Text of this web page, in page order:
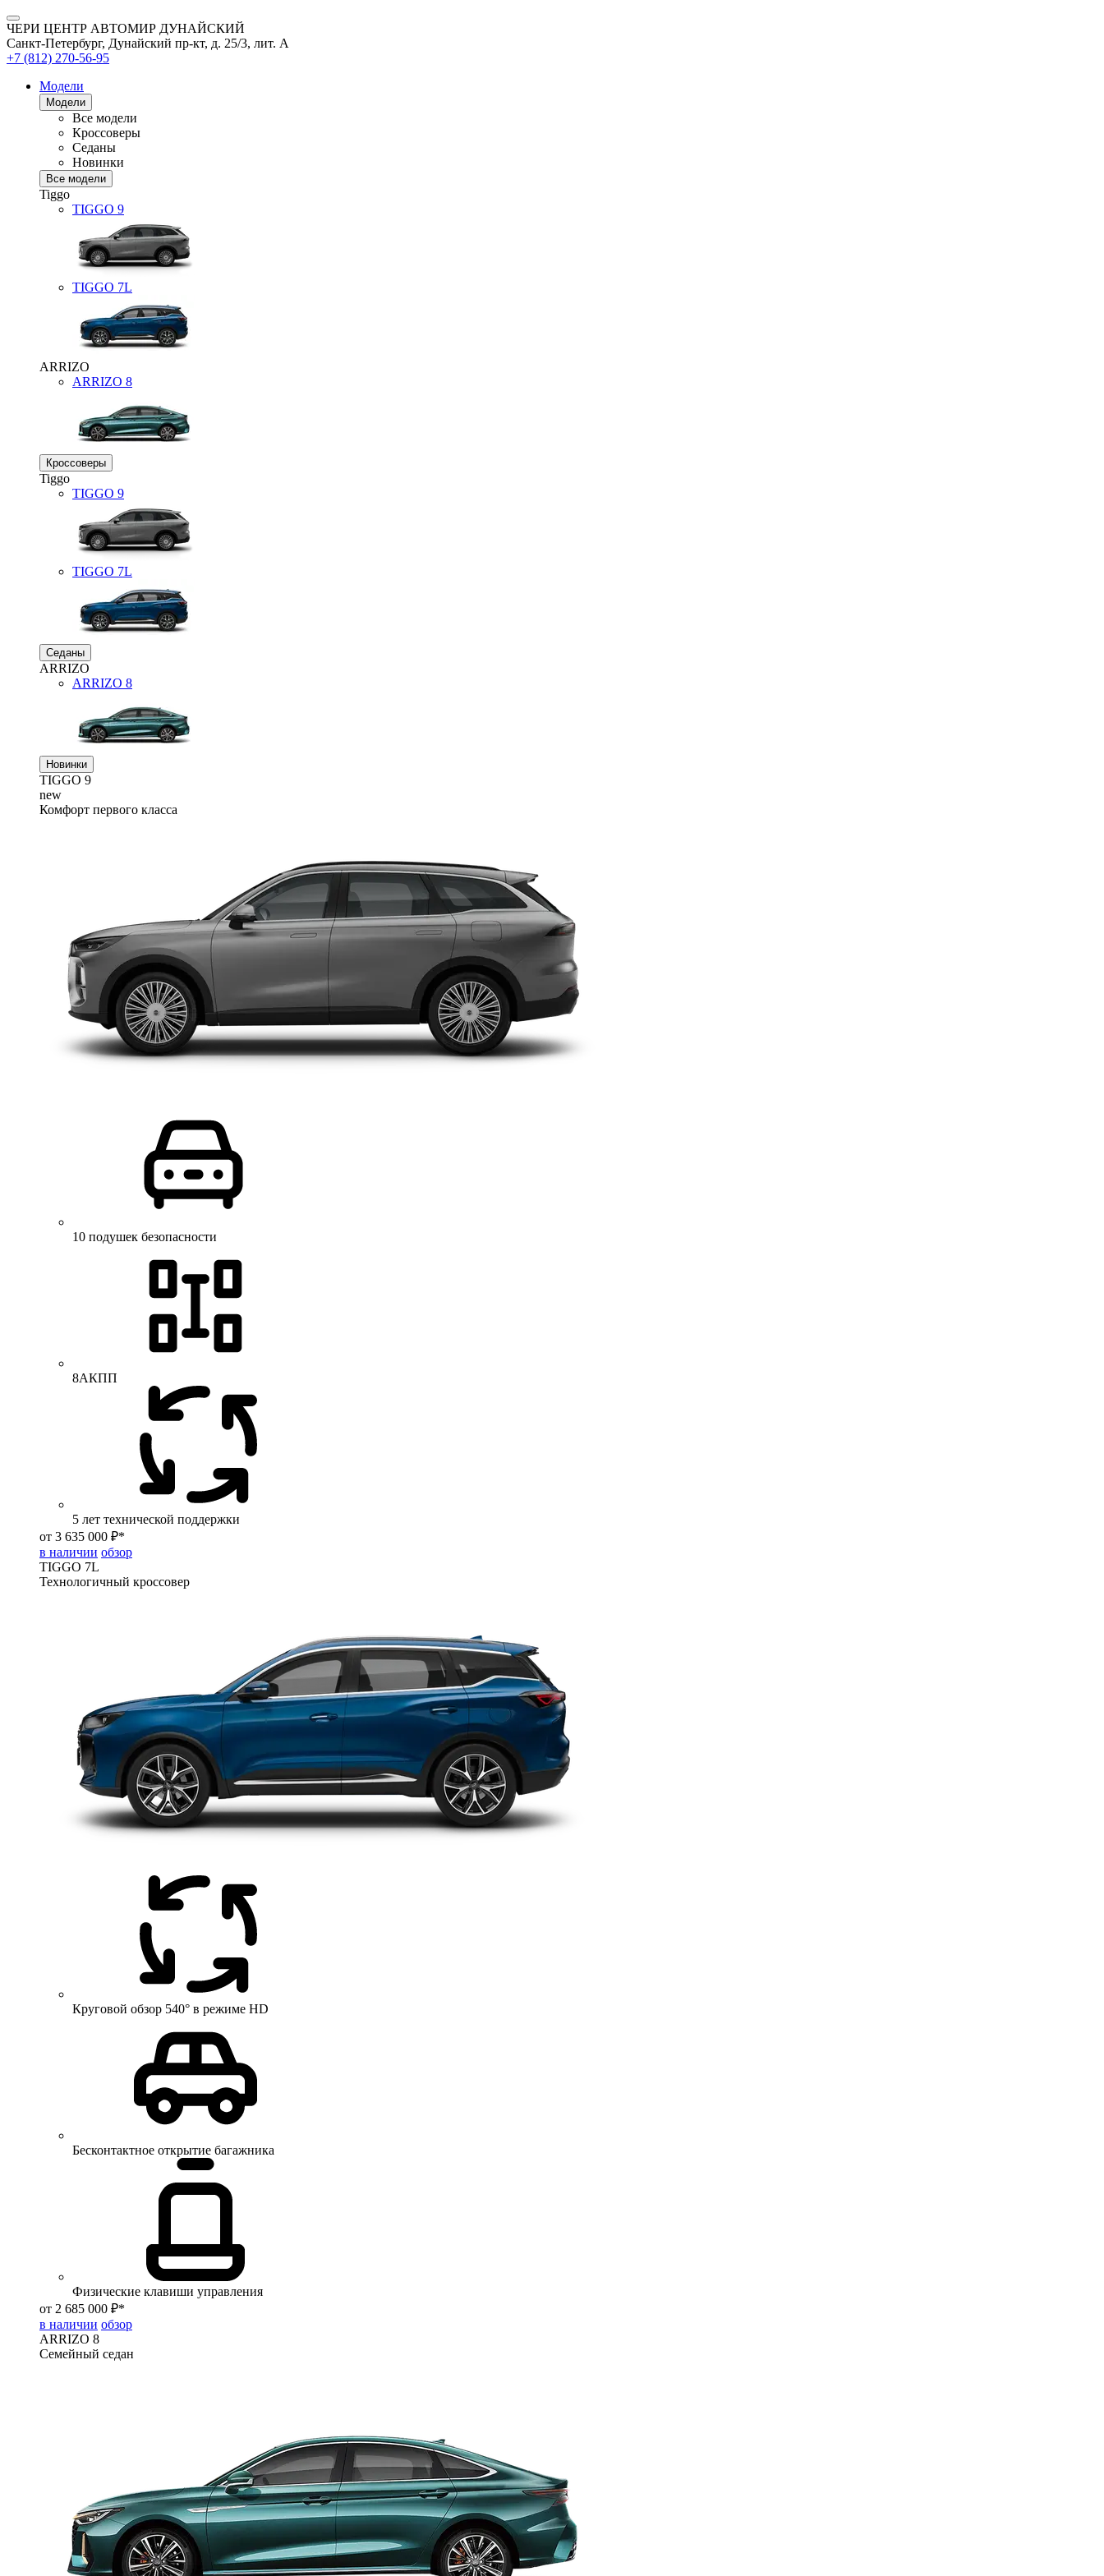
ЧЕРИ ЦЕНТР АВТОМИР ДУНАЙСКИЙ
Санкт-Петербург, Дунайский пр-кт, д. 25/3, лит. А
+7 (812) 270-56-95
Модели
Модели
Все модели
Кроссоверы
Седаны
Новинки
Все модели
Tiggo
TIGGO 9
TIGGO 7L
ARRIZO
ARRIZO 8
Кроссоверы
Tiggo
TIGGO 9
TIGGO 7L
Седаны
ARRIZO
ARRIZO 8
Новинки
TIGGO 9
new
Комфорт первого класса
10 подушек безопасности
8АКПП
5 лет технической поддержки
от 3 635 000 ₽*
в наличии обзор
TIGGO 7L
Технологичный кроссовер
Круговой обзор 540° в режиме HD
Бесконтактное открытие багажника
Физические клавиши управления
от 2 685 000 ₽*
в наличии обзор
ARRIZO 8
Семейный седан